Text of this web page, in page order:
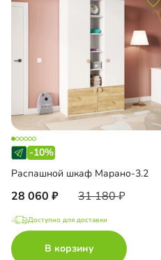
-10%
Распашной шкаф Марано-3.2
28 060 31 180
Доступно для доставки
В корзину